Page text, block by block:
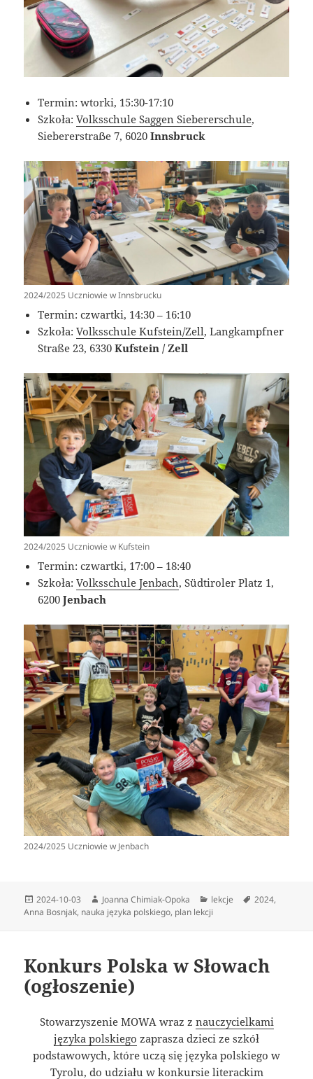
Termin: wtorki, 15:30-17:10
Szkoła:Volksschule Saggen Siebererschule,
Siebererstraẞe 7, 6020Innsbruck
2024/2025 Uczniowie w Innsbrucku
Termin: czwartki, 14:30 – 16:10
Szkoła:Volksschule Kufstein/Zell, Langkampfner
Straße 23, 6330Kufstein / Zell
2024/2025 Uczniowie w Kufstein
Termin: czwartki, 17:00 – 18:40
Szkoła:Volksschule Jenbach, Südtiroler Platz 1,
6200Jenbach
2024/2025 Uczniowie w Jenbach
Data
publikacji
2024-10-03 Autor
Joanna Chimiak-Opoka Kategorie
lekcje Tagi
2024,
Anna Bosnjak, nauka języka polskiego, plan lekcji
Konkurs Polska w Słowach
(ogłoszenie)
Stowarzyszenie MOWA wraz z nauczycielkami
języka polskiego zaprasza dzieci ze szkół
podstawowych, które uczą się języka polskiego w
Tyrolu, do udziału w konkursie literackim